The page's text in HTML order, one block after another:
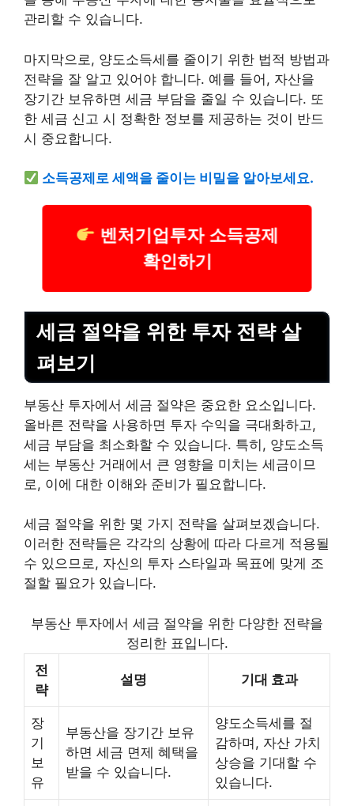
관리할 수 있습니다.
마지막으로, 양도소득세를 줄이기 위한 법적 방법과
전략을 잘 알고 있어야 합니다. 예를 들어, 자산을
장기간 보유하면 세금 부담을 줄일 수 있습니다. 또
한 세금 신고 시 정확한 정보를 제공하는 것이 반드
시 중요합니다.
소득공제로 세액을 줄이는 비밀을 알아보세요.
벤처기업투자 소득공제
확인하기
세금 절약을 위한 투자 전략 살
펴보기
부동산 투자에서 세금 절약은 중요한 요소입니다.
올바른 전략을 사용하면 투자 수익을 극대화하고,
세금 부담을 최소화할 수 있습니다. 특히, 양도소득
세는 부동산 거래에서 큰 영향을 미치는 세금이므
로, 이에 대한 이해와 준비가 필요합니다.
세금 절약을 위한 몇 가지 전략을 살펴보겠습니다.
이러한 전략들은 각각의 상황에 따라 다르게 적용될
수 있으므로, 자신의 투자 스타일과 목표에 맞게 조
절할 필요가 있습니다.
부동산 투자에서 세금 절약을 위한 다양한 전략을
정리한 표입니다.
전
략
설명 기대 효과
장
기
보
유
부동산을 장기간 보유
하면 세금 면제 혜택을
받을 수 있습니다.
양도소득세를 절
감하며, 자산 가치
상승을 기대할 수
있습니다.